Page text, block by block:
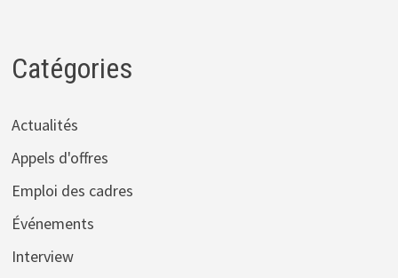
Catégories
Actualités
Appels d'offres
Emploi des cadres
Événements
Interview